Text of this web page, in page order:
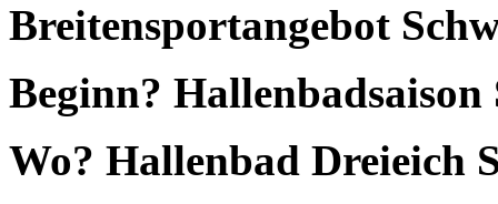
Breitensportangebot
Beginn? Hallenbadsaison
Wo? Hallenbad Dreieich